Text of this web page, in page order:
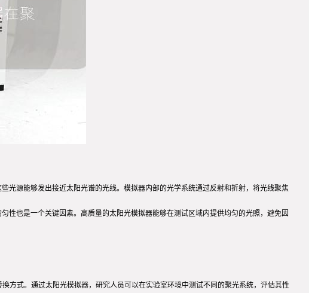
光源能够发出接近太阳光谱的光线。模拟器内部的光学系统通过反射和折射，将光线聚焦
性也是一个关键因素。高质量的太阳光模拟器能够在测试区域内提供均匀的光照，避免因
方式。通过太阳光模拟器，研究人员可以在实验室环境中测试不同的聚光系统，评估其性